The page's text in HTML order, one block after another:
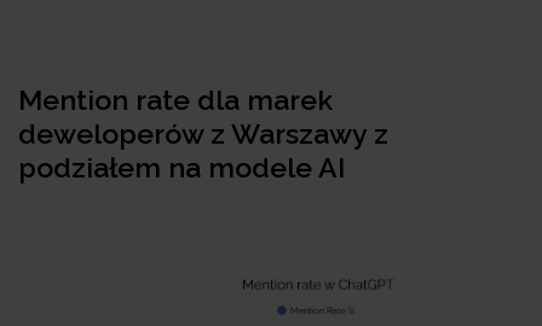
Mention rate dla marek
deweloperów z Warszawy z
podziałem na modele AI